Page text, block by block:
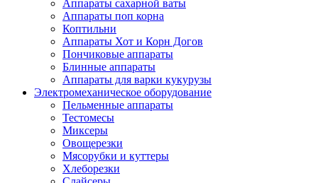
Аппараты сахарной ваты
Аппараты поп корна
Коптильни
Аппараты Хот и Корн Догов
Пончиковые аппараты
Блинные аппараты
Аппараты для варки кукурузы
Электромеханическое оборудование
Пельменные аппараты
Тестомесы
Миксеры
Овощерезки
Мясорубки и куттеры
Хлеборезки